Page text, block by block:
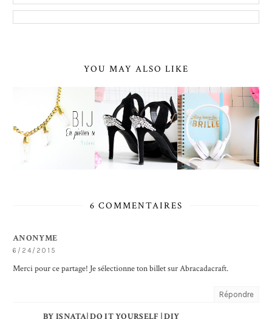
YOU MAY ALSO LIKE
6 COMMENTAIRES
ANONYME
6/24/2015
Merci pour ce partage! Je sélectionne ton billet sur Abracadacraft.
Répondre
BY ISNATA| DO IT YOURSELF | DIY